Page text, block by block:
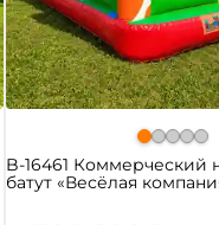
B-16461 Коммерческий
батут «Весёлая